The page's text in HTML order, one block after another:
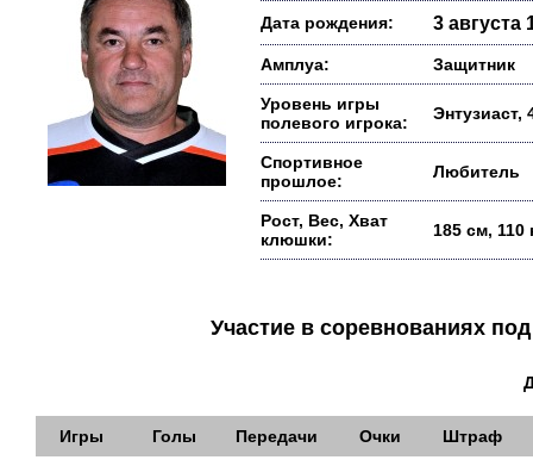
Дата рождения: 3 августа
Амплуа: Защитник
Уровень игры
полевого игрока:
Энтузиаст,
Спортивное
прошлое:
Любитель
Рост, Вес, Хват
клюшки:
185 см, 110
Участие в соревнованиях
Игры Голы Передачи Очки
Штраф